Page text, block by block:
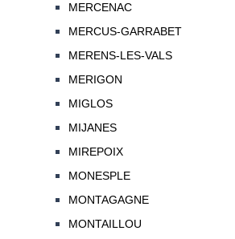
MERCENAC
MERCUS-GARRABET
MERENS-LES-VALS
MERIGON
MIGLOS
MIJANES
MIREPOIX
MONESPLE
MONTAGAGNE
MONTAILLOU